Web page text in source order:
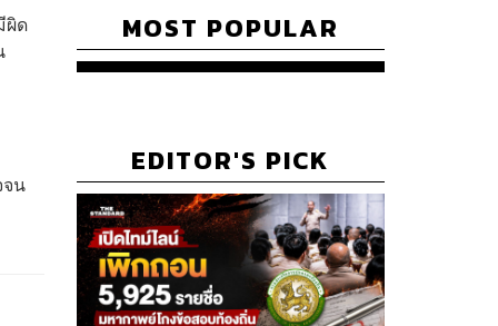
ผิด
จน
MOST POPULAR
EDITOR'S PICK